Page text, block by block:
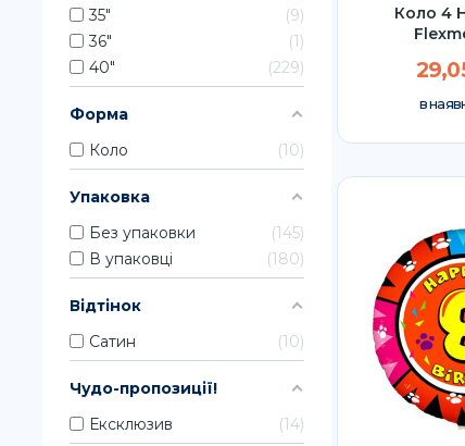
35″
9
36″
1
40"
229
Форма
Коло
10
Упаковка
Без упаковки
145
В упаковці
180
Відтінок
Сатин
10
Чудо-пропозиції!
Ексклюзив
14
Коло 4
в